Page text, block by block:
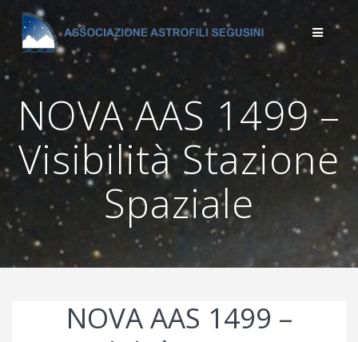
Salta
al
contenuto
NOVA AAS 1499 –
Visibilità Stazione
Spaziale
NOVA AAS 1499 –